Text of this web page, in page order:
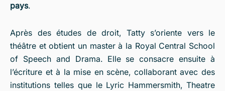
pays.
Après des études de droit, Tatty s’oriente vers le
théâtre et obtient un master à la Royal Central School
of Speech and Drama. Elle se consacre ensuite à
l’écriture et à la mise en scène, collaborant avec des
institutions telles que le Lyric Hammersmith, Theatre